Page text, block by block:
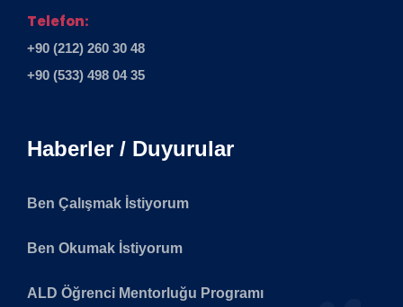
Telefon:
+90 (212) 260 30 48
+90 (533) 498 04 35
Haberler / Duyurular
Ben Çalışmak İstiyorum
Ben Okumak İstiyorum
ALD Öğrenci Mentorluğu Programı